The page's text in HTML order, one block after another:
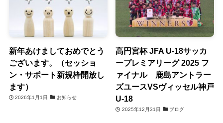
新年あけましておめでとう
ございます。（セッショ
ン・サポート新規枠開放し
ます）
2026年1月1日 お知らせ
高円宮杯 JFA U-18サッカ
ープレミアリーグ 2025 フ
ァイナル 鹿島アントラー
ズユースVSヴィッセル神戸
U-18
2025年12月31日 ブログ